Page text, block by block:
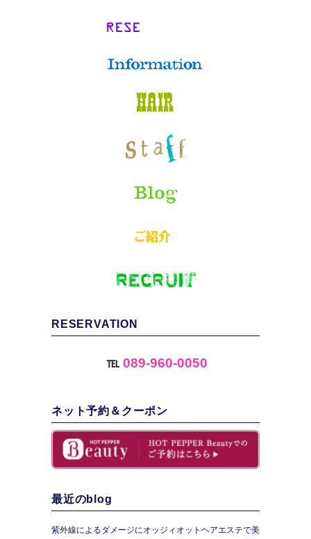
RESERVATION
℡ 089-960-0050
ネット予約＆クーポン
最近のblog
紫外線によるダメージにオッジィオットヘアエステで美